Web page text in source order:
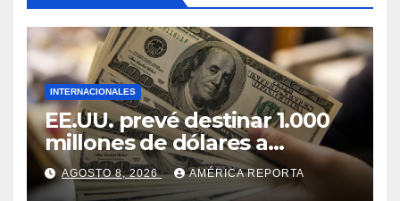
INTERNACIONALES
EE.UU. prevé destinar 1.000
millones de dólares a
Colombia para un paquete
de seguridad
AGOSTO 8, 2026 AMÉRICA REPORTA